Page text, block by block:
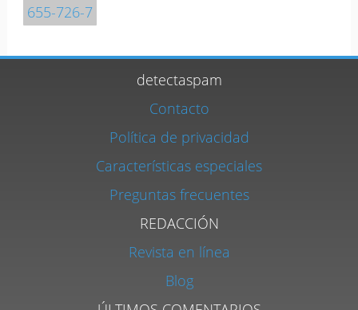
655-726-7
detectaspam
Contacto
Política de privacidad
Características especiales
Preguntas frecuentes
REDACCIÓN
Revista en línea
Blog